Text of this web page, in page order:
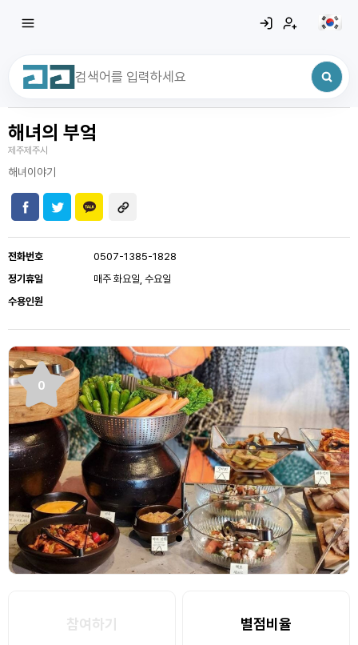
최근 검색어
해녀의 부엌
제주제주시
해녀이야기
전화번호
0507-1385-1828
정기휴일
매주 화요일, 수요일
수용인원
0
참여하기 별점비율